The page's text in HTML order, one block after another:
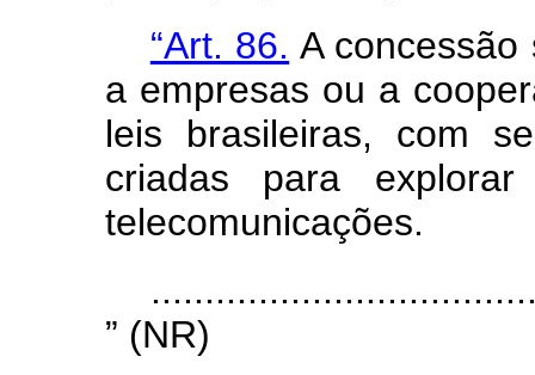
“Art. 86. A
a empresas ou a
leis brasileiras, com
criadas para
telecomunicações.
” (NR)